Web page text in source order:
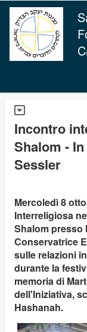
Incontro
Shalom -
Sessler
Mercoledì 8
Interreligiosa
Shalom presso
Conservatrice
sulle relazioni
durante la
memoria di
dell'Iniziativa,
Hashanah.